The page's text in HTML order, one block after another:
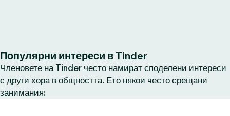
Популярни интереси в Tinder
Членовете на Tinder често намират споделени интереси
с други хора в общността. Ето някои често срещани
занимания: